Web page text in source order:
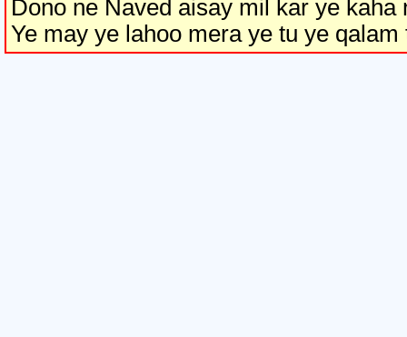
Dono ne Naved aisay mil kar ye kaha
Ye may ye lahoo mera ye tu ye qalam